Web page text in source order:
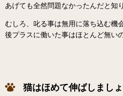
あげても全然問題なかったんだと知
むしろ、叱る事は無用に落ち込む機
後プラスに働いた事はほとんど無い
猫はほめて伸ばしまし